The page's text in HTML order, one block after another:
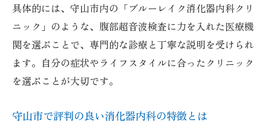
具体的には、守山市内の「ブルーレイク消化器内科クリ
ニック」のような、腹部超音波検査に力を入れた医療機
関を選ぶことで、専門的な診療と丁寧な説明を受けられ
ます。自分の症状やライフスタイルに合ったクリニック
を選ぶことが大切です。
守山市で評判の良い消化器内科の特徴とは